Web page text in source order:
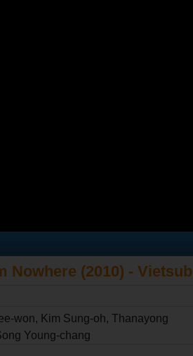
Nowhere (2010) - Vietsub
won, Kim Sung-oh, Thanayong
Young-chang